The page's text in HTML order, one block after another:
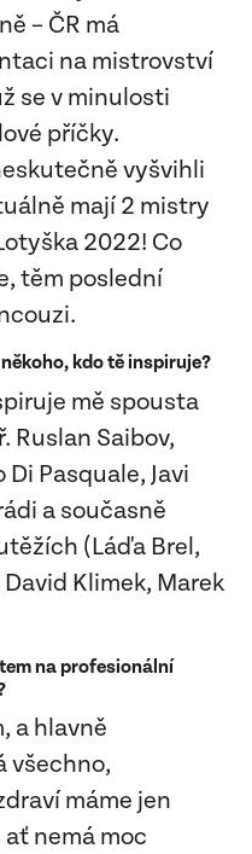
– ČR má
na mistrovství
se v minulosti
příčky.
vyšvihli
mají 2 mistry
2022! Co
těm poslední
kdo tě inspiruje?
mě spousta
Ruslan Saibov,
Pasquale, Javi
a současně
(Láďa Brel,
Klimek, Marek
na profesionální
a hlavně
všechno,
máme jen
nemá moc